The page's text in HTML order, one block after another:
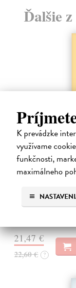
K prevádzke
využívame
funkčnosti,
maximálneho
Ďalšie
Sám sebou
Seth Anil| Kniha
Být sám sebou není
nás pracují
zkušenosti.
21,47 €
22,60 € ?